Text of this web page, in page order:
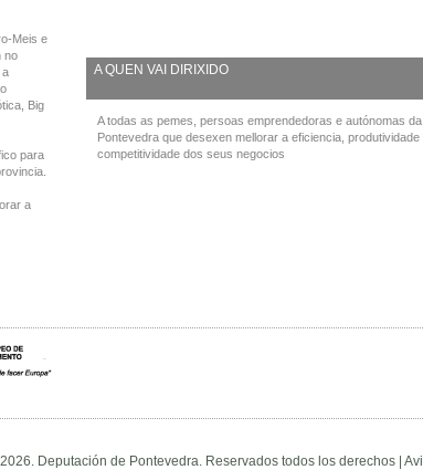
Meis e
no
a
Big
para
a
A QUEN VAI DIRIXIDO
A todas as pemes, persoas emprendedoras e autónomas
Pontevedra que desexen mellorar a eficiencia, produtividade
competitividade dos seus negocios
Deputación de Pontevedra. Reservados todos los derechos |